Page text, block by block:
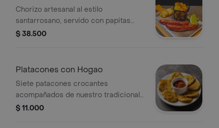
Chorizo artesanal al estilo
santarrosano, servido con papitas
criollas y arepitas fritas
$ 38.500
Platacones con Hogao
Siete patacones crocantes
acompañados de nuestro tradicional
hogao casero.
$ 11.000